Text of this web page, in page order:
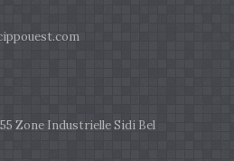
Zone Industrielle Sidi Bel